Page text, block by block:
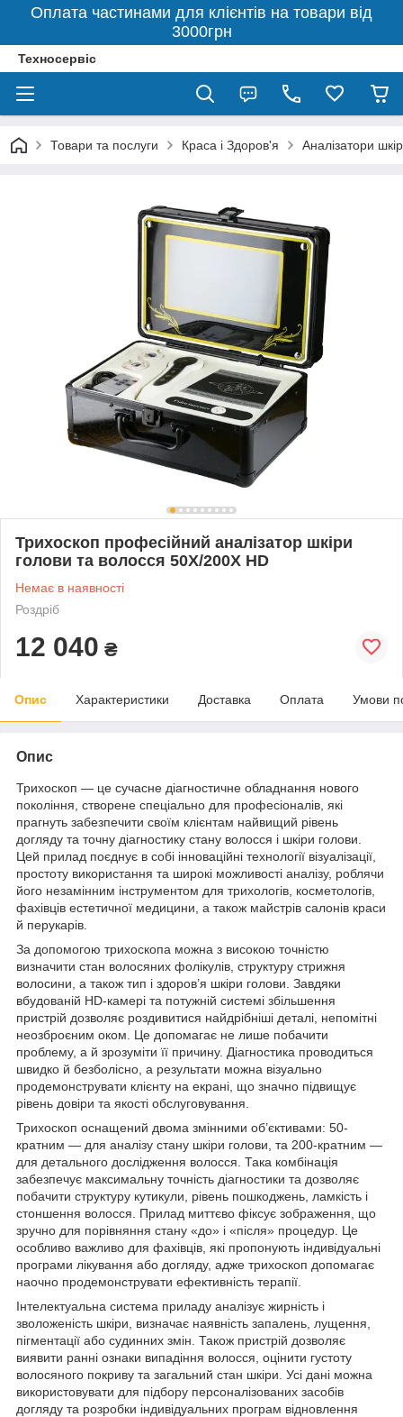
Оплата частинами для клієнтів на товари від
3000грн
Техносервіс
Товари та послуги Краса і Здоров'я Аналізатори
Трихоскоп професійний аналізатор шкіри
голови та волосся 50X/200X HD
Немає в наявності
Роздріб
12 040 ₴
Опис Характеристики Доставка Оплата Умови
Опис
Трихоскоп — це сучасне діагностичне обладнання нового
покоління, створене спеціально для професіоналів, які
прагнуть забезпечити своїм клієнтам найвищий рівень
догляду та точну діагностику стану волосся і шкіри голови.
Цей прилад поєднує в собі інноваційні технології візуалізації,
простоту використання та широкі можливості аналізу, роблячи
його незамінним інструментом для трихологів, косметологів,
фахівців естетичної медицини, а також майстрів салонів краси
й перукарів.
За допомогою трихоскопа можна з високою точністю
визначити стан волосяних фолікулів, структуру стрижня
волосини, а також тип і здоров’я шкіри голови. Завдяки
вбудованій HD-камері та потужній системі збільшення
пристрій дозволяє роздивитися найдрібніші деталі, непомітні
неозброєним оком. Це допомагає не лише побачити
проблему, а й зрозуміти її причину. Діагностика проводиться
швидко й безболісно, а результати можна візуально
продемонструвати клієнту на екрані, що значно підвищує
рівень довіри та якості обслуговування.
Трихоскоп оснащений двома змінними об’єктивами: 50-
кратним — для аналізу стану шкіри голови, та 200-кратним —
для детального дослідження волосся. Така комбінація
забезпечує максимальну точність діагностики та дозволяє
побачити структуру кутикули, рівень пошкоджень, ламкість і
стоншення волосся. Прилад миттєво фіксує зображення, що
зручно для порівняння стану «до» і «після» процедур. Це
особливо важливо для фахівців, які пропонують індивідуальні
програми лікування або догляду, адже трихоскоп допомагає
наочно продемонструвати ефективність терапії.
Інтелектуальна система приладу аналізує жирність і
зволоженість шкіри, визначає наявність запалень, лущення,
пігментації або судинних змін. Також пристрій дозволяє
виявити ранні ознаки випадіння волосся, оцінити густоту
волосяного покриву та загальний стан шкіри. Усі дані можна
використовувати для підбору персоналізованих засобів
догляду та розробки індивідуальних програм відновлення